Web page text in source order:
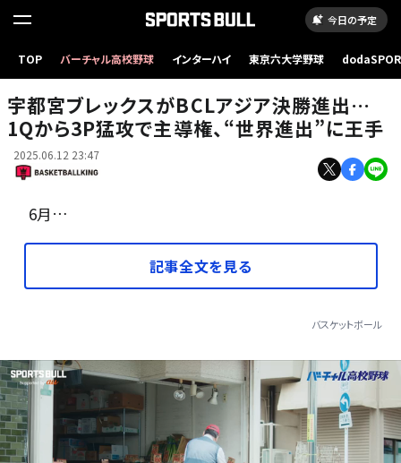
今日の予定
TOP バーチャル高校野球 インターハイ 東京六大学野球
BCLアジア準決勝でも存在感を示した宇都宮のニュービル［写真］＝fiba.basketball
宇都宮ブレックスがBCLアジア決勝進出…
1Qから3P猛攻で主導権、“世界進出”に王手
2025.06.12 23:47
6月…
記事全文を見る
バスケットボール